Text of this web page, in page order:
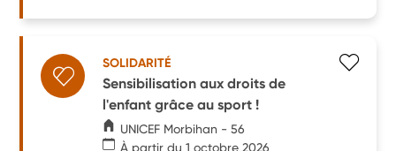
SOLIDARITÉ
Sensibilisation aux droits de
l'enfant grâce au sport !
UNICEF Morbihan - 56
À partir du 1 octobre 2026